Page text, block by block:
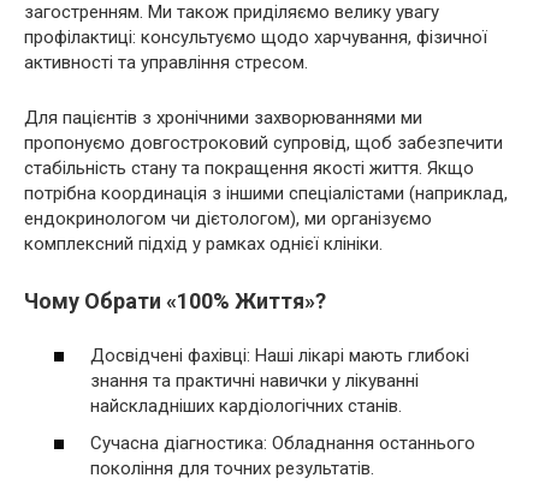
загостренням. Ми також приділяємо велику увагу
профілактиці: консультуємо щодо харчування, фізичної
активності та управління стресом.
Для пацієнтів з хронічними захворюваннями ми
пропонуємо довгостроковий супровід, щоб забезпечити
стабільність стану та покращення якості життя. Якщо
потрібна координація з іншими спеціалістами (наприклад,
ендокринологом чи дієтологом), ми організуємо
комплексний підхід у рамках однієї клініки.
Чому Обрати «100% Життя»?
Досвідчені фахівці: Наші лікарі мають глибокі
знання та практичні навички у лікуванні
найскладніших кардіологічних станів.
Сучасна діагностика: Обладнання останнього
покоління для точних результатів.